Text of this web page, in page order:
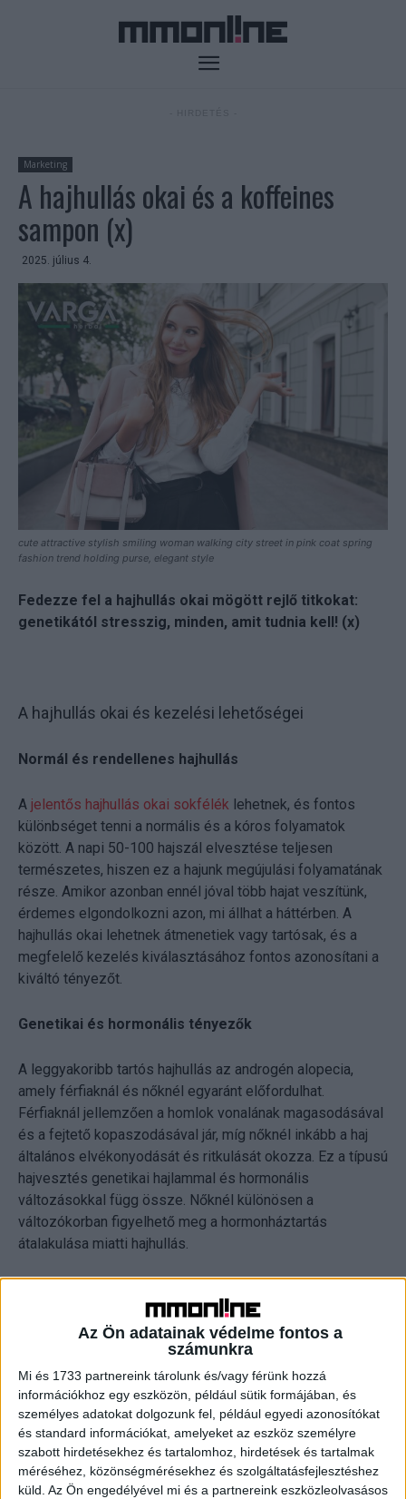
Az Ön adatainak védelme fontos a
számunkra
Mi és 1733 partnereink tárolunk és/vagy férünk hozzá
információkhoz egy eszközön, például sütik formájában, és
személyes adatokat dolgozunk fel, például egyedi azonosítókat
és standard információkat, amelyeket az eszköz személyre
szabott hirdetésekhez és tartalomhoz, hirdetések és tartalmak
méréséhez, közönségmérésekhez és szolgáltatásfejlesztéshez
küld. Az Ön engedélyével mi és a partnereink eszközleolvasásos
Marketing
A hajhullás okai és a koffeines
sampon (x)
2025. július 4.
cute attractive stylish smiling woman walking city street in pink coat spring
fashion trend holding purse, elegant style
Fedezze fel a hajhullás okai mögött rejlő titkokat:
genetikától stresszig, minden, amit tudnia kell! (x)
A hajhullás okai és kezelési lehetőségei
Normál és rendellenes hajhullás
A jelentős hajhullás okai sokfélék lehetnek, és fontos
különbséget tenni a normális és a kóros folyamatok
között. A napi 50-100 hajszál elvesztése teljesen
természetes, hiszen ez a hajunk megújulási folyamatának
része. Amikor azonban ennél jóval több hajat veszítünk,
érdemes elgondolkozni azon, mi állhat a háttérben. A
hajhullás okai lehetnek átmenetiek vagy tartósak, és a
megfelelő kezelés kiválasztásához fontos azonosítani a
kiváltó tényezőt.
Genetikai és hormonális tényezők
A leggyakoribb tartós hajhullás az androgén alopecia,
amely férfiaknál és nőknél egyaránt előfordulhat.
Férfiaknál jellemzően a homlok vonalának magasodásával
és a fejtető kopaszodásával jár, míg nőknél inkább a haj
általános elvékonyodását és ritkulását okozza. Ez a típusú
hajvesztés genetikai hajlammal és hormonális
változásokkal függ össze. Nőknél különösen a
változókorban figyelhető meg a hormonháztartás
átalakulása miatti hajhullás.
A hirtelen megjelenő erős hajhullás okai gyakran átmeneti
állapotokhoz köthetők. Ilyen lehet a tápanyaghiány,
különösen a B-vitaminok, folsav, H-vitamin, valamint a vas,
cink, kalcium és bizonyos aminosavak hiánya. Egyes
gyógyszerek mellékhatásaként is jelentkezhet fokozott
hajvesztés. Szülés után sok nő tapasztal átmeneti
hajhullást a hormonális változások miatt. Pajzsmirigy-
rendellenességek és egyéb betegségek, valamint a fejbőr